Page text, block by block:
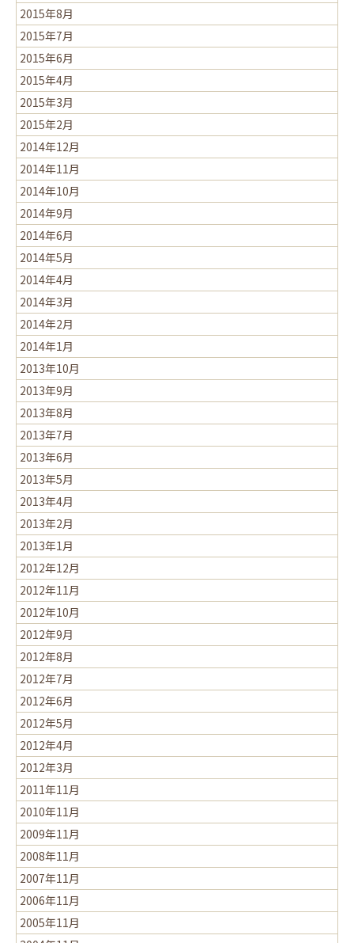
2015年8月
2015年7月
2015年6月
2015年4月
2015年3月
2015年2月
2014年12月
2014年11月
2014年10月
2014年9月
2014年6月
2014年5月
2014年4月
2014年3月
2014年2月
2014年1月
2013年10月
2013年9月
2013年8月
2013年7月
2013年6月
2013年5月
2013年4月
2013年2月
2013年1月
2012年12月
2012年11月
2012年10月
2012年9月
2012年8月
2012年7月
2012年6月
2012年5月
2012年4月
2012年3月
2011年11月
2010年11月
2009年11月
2008年11月
2007年11月
2006年11月
2005年11月